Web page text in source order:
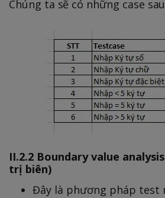
Chúng ta sẽ có những case
II.2.2 Boundary value
trị biên)
Đây là phương pháp test